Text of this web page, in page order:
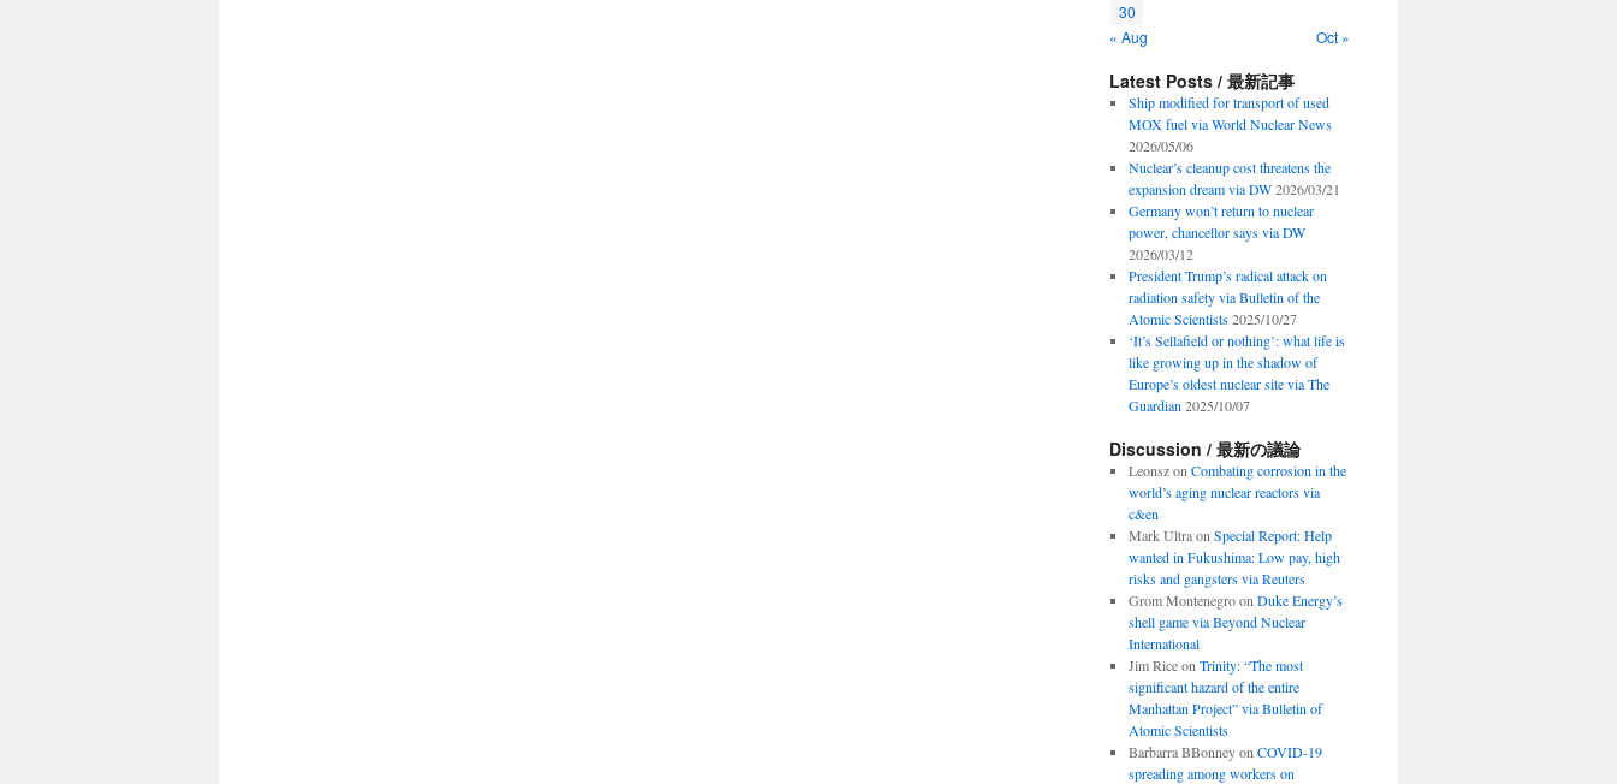
30
« Aug
Oct »
Latest Posts / 最新記事
Ship modified for transport of used
MOX fuel via World Nuclear News
2026/05/06
Nuclear’s cleanup cost threatens the
expansion dream via DW 2026/03/21
Germany won’t return to nuclear
power, chancellor says via DW
2026/03/12
President Trump’s radical attack on
radiation safety via Bulletin of the
Atomic Scientists 2025/10/27
‘It’s Sellafield or nothing’: what life is
like growing up in the shadow of
Europe’s oldest nuclear site via The
Guardian 2025/10/07
Discussion / 最新の議論
Leonszon Combating corrosion in the
world’s aging nuclear reactors via
c&en
Mark Ultraon Special Report: Help
wanted in Fukushima: Low pay, high
risks and gangsters via Reuters
Grom Montenegroon Duke Energy’s
shell game via Beyond Nuclear
International
Jim Riceon Trinity: “The most
significant hazard of the entire
Manhattan Project” via Bulletin of
Atomic Scientists
Barbarra BBonneyon COVID-19
spreading among workers on